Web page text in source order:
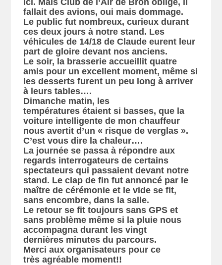
ici. Mais Club de l’Air de Bron oblige, il
fallait des avions, oui mais dommage.
Le public fut nombreux, curieux durant
ces deux jours à notre stand. Les
véhicules de 14/18 de Claude eurent leur
part de gloire devant nos anciens.
Le soir, la brasserie accueillit quatre
amis pour un excellent moment, même si
les desserts furent un peu long à arriver
à leurs tables….
Dimanche matin, les
températures étaient si basses, que la
voiture intelligente de mon chauffeur
nous avertit d’un « risque de verglas ».
C’est vous dire la chaleur….
La journée se passa à répondre aux
regards interrogateurs de certains
spectateurs qui passaient devant notre
stand. Le clap de fin fut annoncé par le
maître de cérémonie et le vide se fit,
sans encombre, dans la salle.
​Le retour se fit toujours sans GPS et
sans problème même si la pluie nous
accompagna durant les vingt
dernières minutes du parcours.
Merci aux organisateurs pour ce
très agréable moment!!